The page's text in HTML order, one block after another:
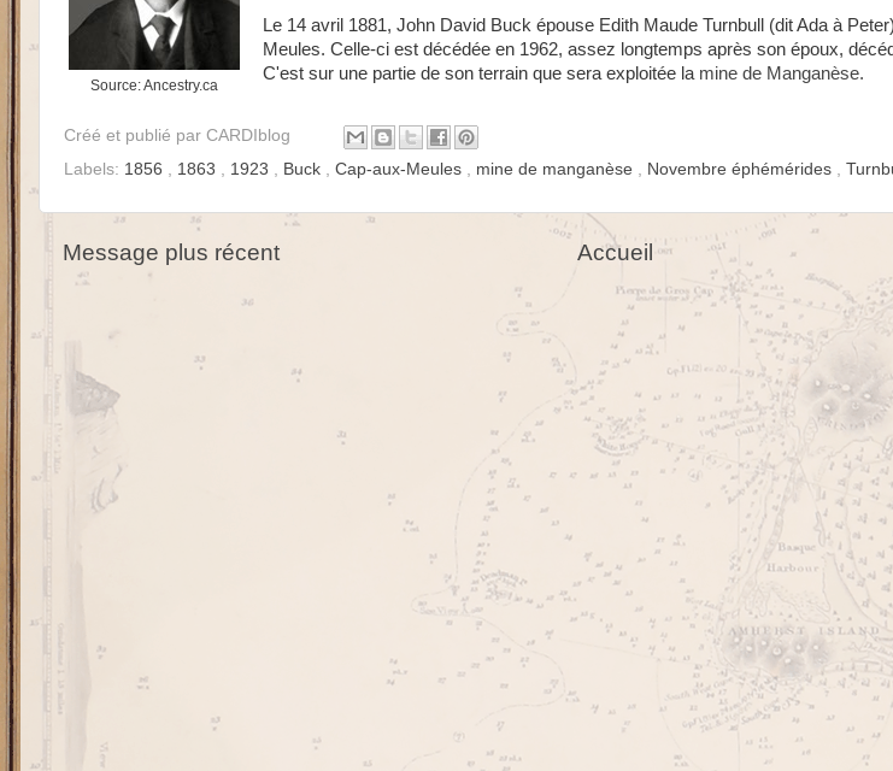
Source: Ancestry.ca
Le 14 avril 1881, John David Buck épouse Edith Maude Turnbull (dit Ada à
Meules. Celle-ci est décédée en 1962, assez longtemps après son époux,
C'est sur une partie de son terrain que sera exploitée la mine de Manganèse.
Créé et publié par CARDIblog
Labels: 1856 , 1863 , 1923 , Buck , Cap-aux-Meules , mine de manganèse , Novembre éphémérides ,
Message plus récent Accueil